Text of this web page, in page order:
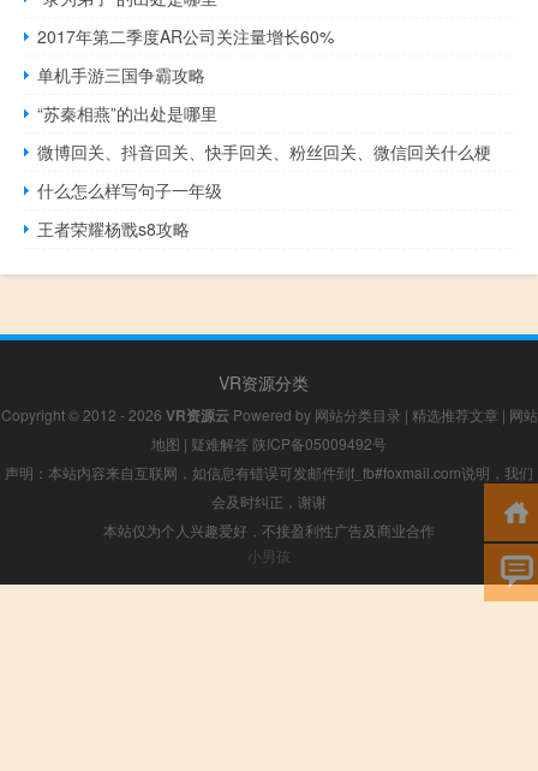
2017年第二季度AR公司关注量增长60%
单机手游三国争霸攻略
“苏秦相燕”的出处是哪里
微博回关、抖音回关、快手回关、粉丝回关、微信回关什么梗
什么怎么样写句子一年级
王者荣耀杨戬s8攻略
VR资源分类
Copyright © 2012 - 2026 VR资源云Powered by 网站分类目录 | 精选推荐文章 | 网站
地图 | 疑难解答 陕ICP备05009492号
声明：本站内容来自互联网，如信息有错误可发邮件到f_fb#foxmail.com说明，我们
会及时纠正，谢谢
本站仅为个人兴趣爱好，不接盈利性广告及商业合作
小男孩